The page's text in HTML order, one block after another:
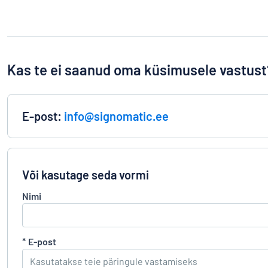
Kas te ei saanud oma küsimusele
E-post: info@signomatic.ee
Või kasutage seda vormi
Nimi
* E-post